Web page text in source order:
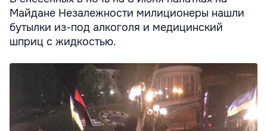
Майдане Незалежности милиционеры нашли
бутылки из-под алкоголя и медицинский
шприц с жидкостью.